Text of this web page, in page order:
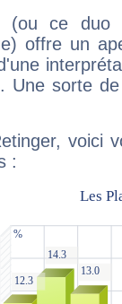
(ou ce duo
offre un
Une sorte
voici
: